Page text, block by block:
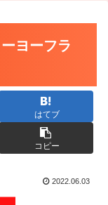
ヨーフラ
はてブ
コピー
2022.06.03